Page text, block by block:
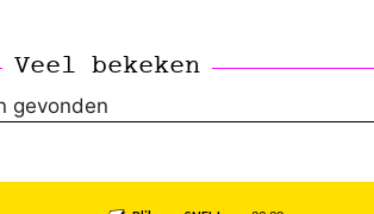
Veel bekeken
gevonden